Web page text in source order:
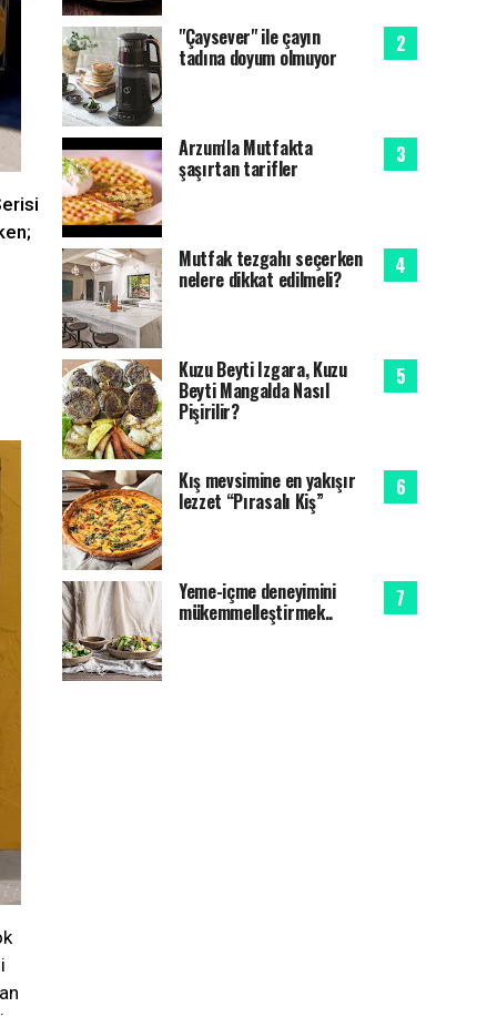
"Çaysever" ile çayın
tadına doyum olmuyor
Arzum'la Mutfakta
şaşırtan tarifler
Mutfak tezgahı seçerken
nelere dikkat edilmeli?
Kuzu Beyti Izgara, Kuzu
Beyti Mangalda Nasıl
Pişirilir?
Kış mevsimine en yakışır
lezzet “Pırasalı Kiş”
Yeme-içme deneyimini
mükemmelleştirmek..